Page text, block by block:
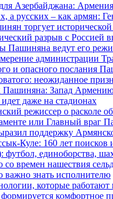
Азербайджана:
а русских – как армян:
торгует
разрыв с Россией
Пашиняна ведут его
администрации
и опасного послания
неожиданное
Запад Армению
даже на стадионах
режиссер о расколе
или Главный враг
поддержку
Куле: 160 лет поисков
футбол, единоборства,
времен нашествия
важно знать исполнителю
которые работают
комфортное